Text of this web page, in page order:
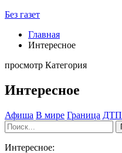
Без газет
Главная
Интересное
просмотр Категория
Интересное
Афиша В мире Граница ДТП
Интересное: